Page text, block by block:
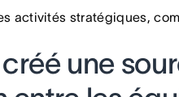
activités stratégiques,
une